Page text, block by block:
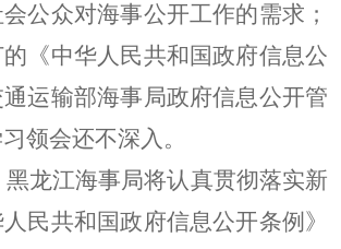
公众对海事公开工作的需求；
《中华人民共和国政府信息公
运输部海事局政府信息公开管
领会还不深入。
黑龙江海事局将认真贯彻落实新
民共和国政府信息公开条例》